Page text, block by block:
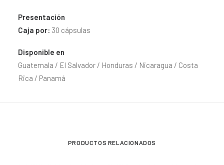
Presentación
Caja por: 30 cápsulas
Disponible en
Guatemala / El Salvador / Honduras / Nicaragua / Costa
Rica / Panamá
PRODUCTOS RELACIONADOS